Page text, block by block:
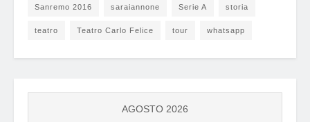
Sanremo 2016 saraiannone Serie A storia
teatro Teatro Carlo Felice tour whatsapp
AGOSTO 2026